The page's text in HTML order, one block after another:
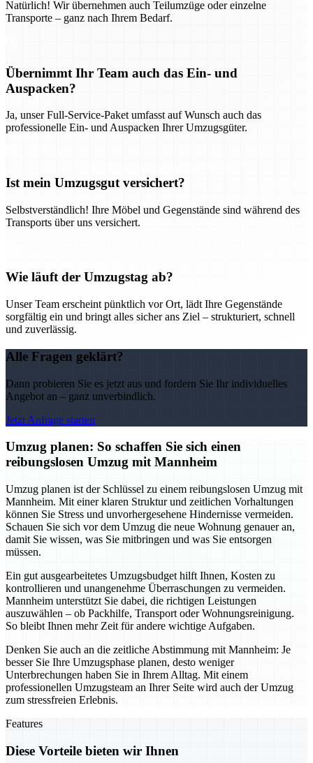
Natürlich! Wir übernehmen auch Teilumzüge oder einzelne
Transporte – ganz nach Ihrem Bedarf.
Übernimmt Ihr Team auch das Ein- und
Auspacken?
Ja, unser Full-Service-Paket umfasst auf Wunsch auch das
professionelle Ein- und Auspacken Ihrer Umzugsgüter.
Ist mein Umzugsgut versichert?
Selbstverständlich! Ihre Möbel und Gegenstände sind während des
Transports über uns versichert.
Wie läuft der Umzugstag ab?
Unser Team erscheint pünktlich vor Ort, lädt Ihre Gegenstände
sorgfältig ein und bringt alles sicher ans Ziel – strukturiert, schnell
und zuverlässig.
Alle Fragen geklärt?
Dann probieren Sie es jetzt aus und fordern Sie Ihr individuelles
Angebot an – ganz unverbindlich.
Jetzt Anfrage starten
Umzug planen: So schaffen Sie sich einen
reibungslosen Umzug mit Mannheim
Umzug planen ist der Schlüssel zu einem reibungslosen Umzug mit
Mannheim. Mit einer klaren Struktur und zeitlichen Vorhaltungen
können Sie Stress und unvorhergesehene Hindernisse vermeiden.
Schauen Sie sich vor dem Umzug die neue Wohnung genauer an,
damit Sie wissen, was Sie mitbringen und was Sie entsorgen
müssen.
Ein gut ausgearbeitetes Umzugsbudget hilft Ihnen, Kosten zu
kontrollieren und unangenehme Überraschungen zu vermeiden.
Mannheim unterstützt Sie dabei, die richtigen Leistungen
auszuwählen – ob Packhilfe, Transport oder Wohnungsreinigung.
So bleibt Ihnen mehr Zeit für andere wichtige Aufgaben.
Denken Sie auch an die zeitliche Abstimmung mit Mannheim: Je
besser Sie Ihre Umzugsphase planen, desto weniger
Unterbrechungen haben Sie in Ihrem Alltag. Mit einem
professionellen Umzugsteam an Ihrer Seite wird auch der Umzug
zum stressfreien Erlebnis.
Features
Diese Vorteile bieten wir Ihnen